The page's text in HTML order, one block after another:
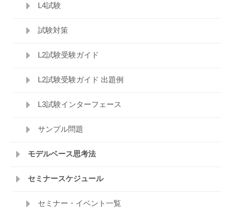
L4試験
試験対策
L2試験受験ガイド
L2試験受験ガイド 出題例
L3試験インターフェース
サンプル問題
モデルベース思考法
セミナースケジュール
セミナー・イベント一覧